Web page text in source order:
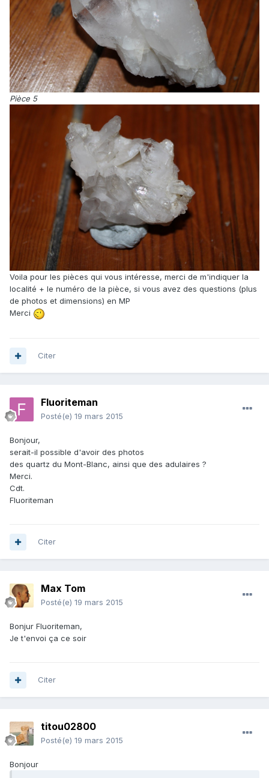
Pièce 5
Voila pour les pièces qui vous intéresse, merci de m'indiquer la
localité + le numéro de la pièce, si vous avez des questions (plus
de photos et dimensions) en MP
Merci
Citer
Fluoriteman
Posté(e) 19 mars 2015
Bonjour,
serait-il possible d'avoir des photos
des quartz du Mont-Blanc, ainsi que des adulaires ?
Merci.
Cdt.
Fluoriteman
Citer
Max Tom
Posté(e) 19 mars 2015
Bonjur Fluoriteman,
Je t'envoi ça ce soir
Citer
titou02800
Posté(e) 19 mars 2015
Bonjour